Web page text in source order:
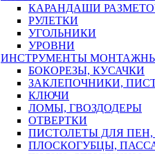
КАРАНДАШИ
РУЛЕТКИ
УГОЛЬНИКИ
УРОВНИ
ИНСТРУМЕНТЫ
БОКОРЕЗЫ, КУСАЧКИ
ЗАКЛЕПОЧНИКИ,
КЛЮЧИ
ЛОМЫ, ГВОЗДОДЕРЫ
ОТВЕРТКИ
ПИСТОЛЕТЫ ДЛЯ
ПЛОСКОГУБЦЫ,